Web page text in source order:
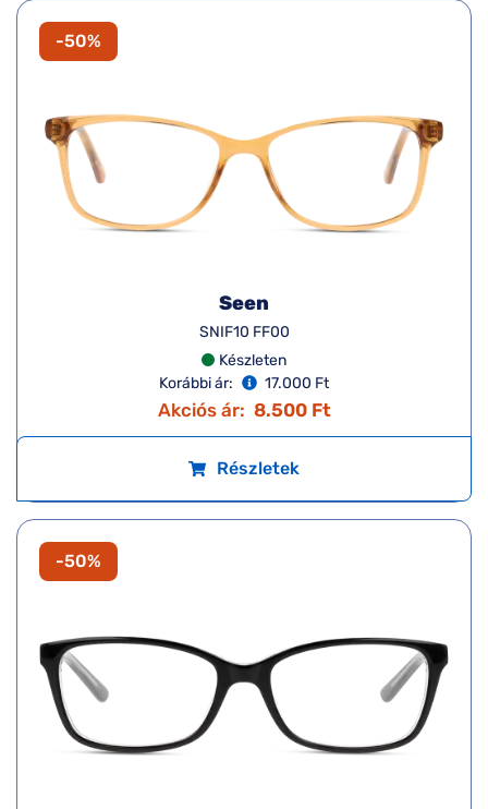
-50%
Seen
SNIF10 FF00
Készleten
Korábbi ár:
17.000 Ft
Akciós ár: 8.500 Ft
Részletek
-50%